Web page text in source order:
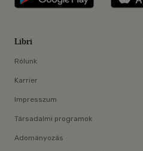
Libri
Rólunk
Karrier
Impresszum
Társadalmi programok
Adományozás